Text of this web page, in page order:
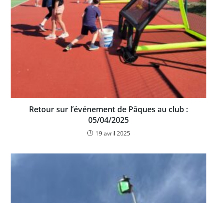
Retour sur l’événement de Pâques au club :
05/04/2025
19 avril 2025